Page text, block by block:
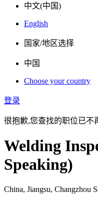
中文(中国)
English
国家/地区选择
中国
Choose your country
登录
很抱歉,您查找的职位已不
Welding
Speaking)
China, Jiangsu, Changzhou